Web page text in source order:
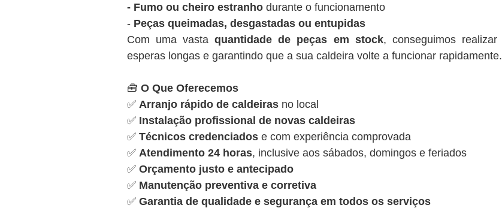
- Fumo ou cheiro estranho durante o funcionamento
- Peças queimadas, desgastadas ou entupidas
Com uma vastaquantidade de peças em stock, conseguimos realizar
esperas longas e garantindo que a sua caldeira volte a funcionar rapidamente.
🧰 O Que Oferecemos
✅ Arranjo rápido de caldeiras no local
✅ Instalação profissional de novas caldeiras
✅ Técnicos credenciados e com experiência comprovada
✅ Atendimento 24 horas, inclusive aos sábados, domingos e feriados
✅ Orçamento justo e antecipado
✅ Manutenção preventiva e corretiva
✅ Garantia de qualidade e segurança em todos os serviços